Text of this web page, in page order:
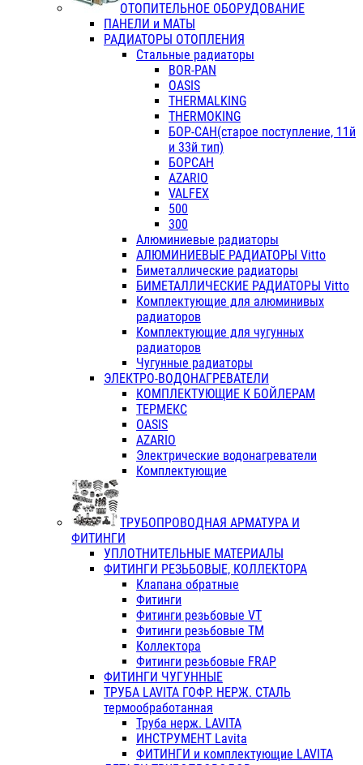
ОТОПИТЕЛЬНОЕ ОБОРУДОВАНИЕ
ПАНЕЛИ и МАТЫ
РАДИАТОРЫ ОТОПЛЕНИЯ
Стальные радиаторы
BOR-PAN
OASIS
THERMALKING
THERMOKING
БОР-САН(старое поступление, 11й
и 33й тип)
БОРСАН
AZARIO
VALFEX
500
300
Алюминиевые радиаторы
АЛЮМИНИЕВЫЕ РАДИАТОРЫ Vitto
Биметаллические радиаторы
БИМЕТАЛЛИЧЕСКИЕ РАДИАТОРЫ Vitto
Комплектующие для алюминивых
радиаторов
Комплектующие для чугунных
радиаторов
Чугунные радиаторы
ЭЛЕКТРО-ВОДОНАГРЕВАТЕЛИ
КОМПЛЕКТУЮЩИЕ К БОЙЛЕРАМ
ТЕРМЕКС
OASIS
AZARIO
Электрические водонагреватели
Комплектующие
ТРУБОПРОВОДНАЯ АРМАТУРА И
ФИТИНГИ
УПЛОТНИТЕЛЬНЫЕ МАТЕРИАЛЫ
ФИТИНГИ РЕЗЬБОВЫЕ, КОЛЛЕКТОРА
Клапана обратные
Фитинги
Фитинги резьбовые VT
Фитинги резьбовые ТМ
Коллектора
Фитинги резьбовые FRAP
ФИТИНГИ ЧУГУННЫЕ
ТРУБА LAVITA ГОФР. НЕРЖ. СТАЛЬ
термообработанная
Труба нерж. LAVITA
ИНСТРУМЕНТ Lavita
ФИТИНГИ и комплектующие LAVITA